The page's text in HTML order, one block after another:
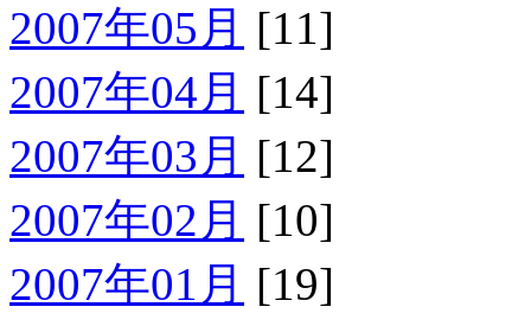
2007年05月 [11]
2007年04月 [14]
2007年03月 [12]
2007年02月 [10]
2007年01月 [19]